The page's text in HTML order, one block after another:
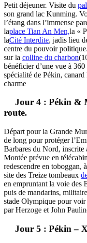
Petit déjeuner. Visite du
son grand lac Kunming.
l’étang dans l’immense
laplace Tian An Men,la «
laCité Interdite, jadis lieu
centre du pouvoir
sur la colline du charbon
bénéficier d’une vue à
spécialité de Pékin,
charme
Jour 4 : Pékin &
route.
Départ pour la Grande
de long pour protéger
Barbares du Nord,
Montée prévue en
redescendre en toboggan,
site des Treize tombeaux
en empruntant la voie des
puis de mandarins,
stade Olympique pour voir
par Herzoge et John
Jour 5 : Pékin –